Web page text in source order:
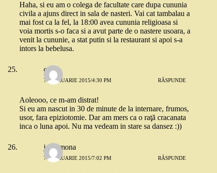
Haha, si eu am o colega de facultate care dupa cununia
civila a ajuns direct in sala de nasteri. Vai cat tambalau a
mai fost ca la fel, la 18:00 avea cununia religioasa si
voia mortis s-o faca si a avut parte de o nastere usoara, a
venit la cununie, a stat putin si la restaurant si apoi s-a
intors la bebelusa.
oana
7 FEBRUARIE 2015/4:30 PM RĂSPUNDE
Aoleooo, ce m-am distrat!
Si eu am nascut in 30 de minute de la internare, frumos,
usor, fara epiziotomie. Dar am mers ca o raţă cracanata
inca o luna apoi. Nu ma vedeam in stare sa dansez :))
jar ramona
7 FEBRUARIE 2015/7:02 PM RĂSPUNDE